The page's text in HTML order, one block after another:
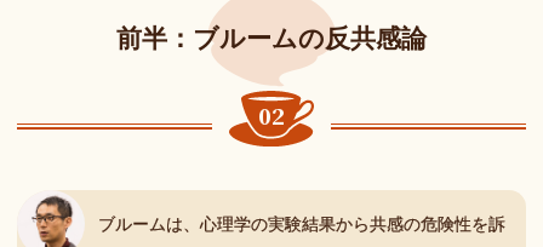
前半： ブルームの反共感論
ブルームは、心理学の実験結果から共感の危険性を訴